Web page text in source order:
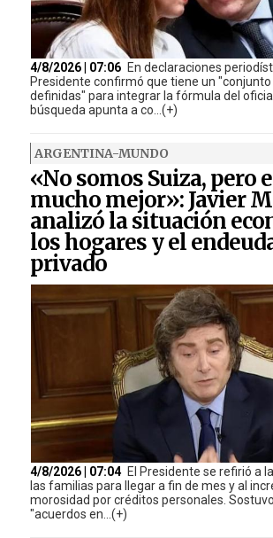
4/8/2026 | 07:06 En declaraciones
Presidente confirmó que tiene un
definidas" para integrar la fórmula del
búsqueda apunta a co...(+)
ARGENTINA-MUNDO
«No somos Suiza, pero
mucho mejor»: Javier
analizó la situación
los hogares y el
privado
4/8/2026 | 07:04 El Presidente se refirió a
las familias para llegar a fin de mes y al
morosidad por créditos personales.
"acuerdos en...(+)